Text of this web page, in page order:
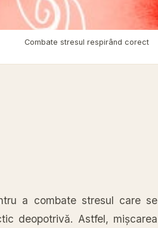
Combate stresul respirând corect
a combate stresul care se
deopotrivă. Astfel, mișcarea